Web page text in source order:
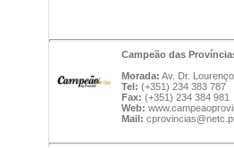
Campeão das
Morada: Av. Dr.
Tel: (+351) 234 383 787
Fax: (+351) 234 384 981
Web:
Mail: